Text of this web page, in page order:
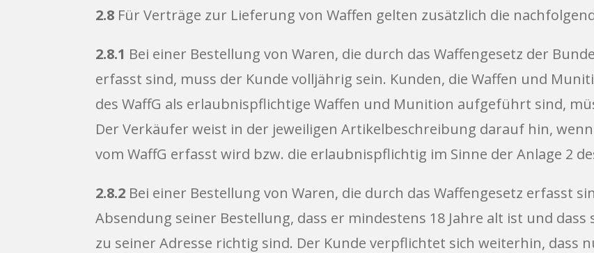
2.8 Für Verträge zur Lieferung von Waffen gelten zusätzlich die
2.8.1 Bei einer Bestellung von Waren, die durch das Waffengesetz der
erfasst sind, muss der Kunde volljährig sein. Kunden, die Waffen und
des WaffG als erlaubnispflichtige Waffen und Munition aufgeführt sind,
Der Verkäufer weist in der jeweiligen Artikelbeschreibung darauf hin,
vom WaffG erfasst wird bzw. die erlaubnispflichtig im Sinne der Anlage 2
2.8.2 Bei einer Bestellung von Waren, die durch das Waffengesetz erfasst
Absendung seiner Bestellung, dass er mindestens 18 Jahre alt ist und
zu seiner Adresse richtig sind. Der Kunde verpflichtet sich weiterhin, dass